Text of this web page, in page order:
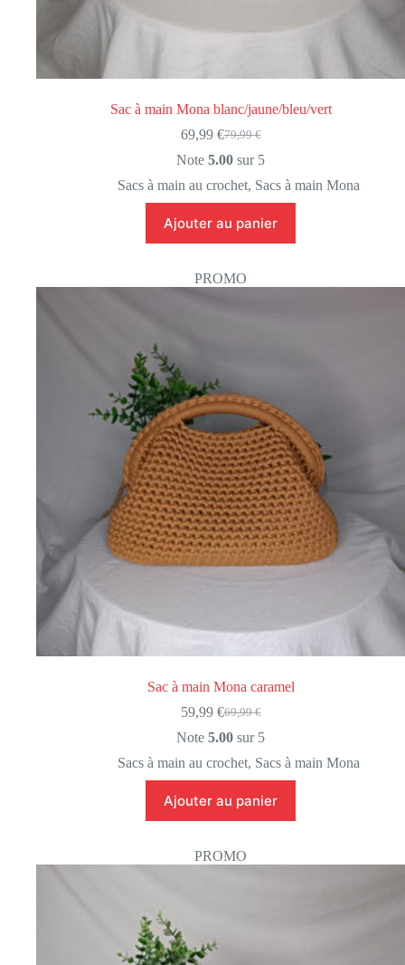
Sac à main Mona blanc/jaune/bleu/vert
79,99€
Le
prix
était :
79,99 €.
69,99 €Le
prix
est :
69,99 €.
Note 5.00 sur 5
Sacs à main au crochet, Sacs à main Mona
Ajouter au panier
PROMO
Sac à main Mona caramel
69,99€
Le
prix
était :
69,99 €.
59,99 €Le
prix
est :
59,99 €.
Note 5.00 sur 5
Sacs à main au crochet, Sacs à main Mona
Ajouter au panier
PROMO